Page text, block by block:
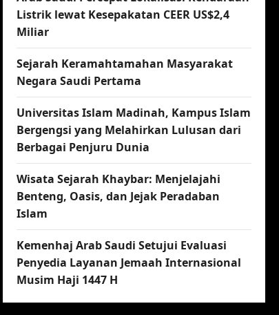
Listrik lewat Kesepakatan CEER US$2,4
Miliar
Sejarah Keramahtamahan Masyarakat
Negara Saudi Pertama
Universitas Islam Madinah, Kampus Islam
Bergengsi yang Melahirkan Lulusan dari
Berbagai Penjuru Dunia
Wisata Sejarah Khaybar: Menjelajahi
Benteng, Oasis, dan Jejak Peradaban
Islam
Kemenhaj Arab Saudi Setujui Evaluasi
Penyedia Layanan Jemaah Internasional
Musim Haji 1447 H